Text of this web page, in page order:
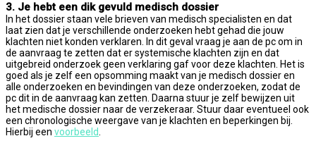
3. Je hebt een dik gevuld medisch dossier
In het dossier staan vele brieven van medisch specialisten en dat
laat zien dat je verschillende onderzoeken hebt gehad die jouw
klachten niet konden verklaren. In dit geval vraag je aan de pc om in
de aanvraag te zetten dat er systemische klachten zijn en dat
uitgebreid onderzoek geen verklaring gaf voor deze klachten. Het is
goed als je zelf een opsomming maakt van je medisch dossier en
alle onderzoeken en bevindingen van deze onderzoeken, zodat de
pc dit in de aanvraag kan zetten. Daarna stuur je zelf bewijzen uit
het medische dossier naar de verzekeraar. Stuur daar eventueel ook
een chronologische weergave van je klachten en beperkingen bij.
Hierbij een voorbeeld.